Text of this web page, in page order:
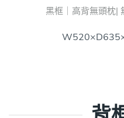
黑框｜高背無頭枕|